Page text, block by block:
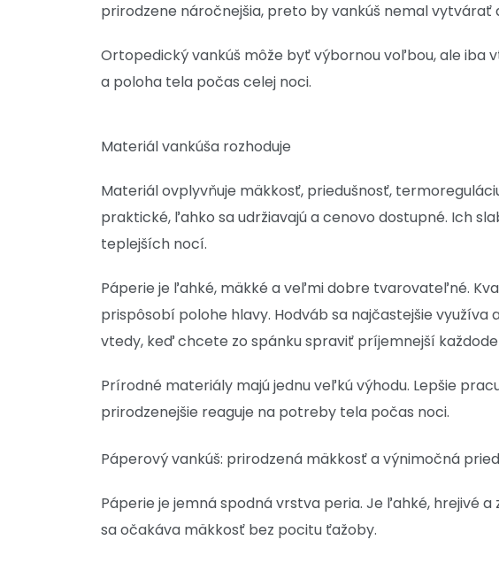
prirodzene náročnejšia, preto by vankúš nemal vytvárať
Ortopedický vankúš môže byť výbornou voľbou, ale iba
a poloha tela počas celej noci.
Materiál vankúša rozhoduje
Materiál ovplyvňuje mäkkosť, priedušnosť,
praktické, ľahko sa udržiavajú a cenovo dostupné. Ich
teplejších nocí.
Páperie je ľahké, mäkké a veľmi dobre tvarovateľné.
prispôsobí polohe hlavy. Hodváb sa najčastejšie
vtedy, keď chcete zo spánku spraviť príjemnejší
Prírodné materiály majú jednu veľkú výhodu. Lepšie
prirodzenejšie reaguje na potreby tela počas noci.
Páperový vankúš: prirodzená mäkkosť a výnimočná
Páperie je jemná spodná vrstva peria. Je ľahké, hrejivé
sa očakáva mäkkosť bez pocitu ťažoby.